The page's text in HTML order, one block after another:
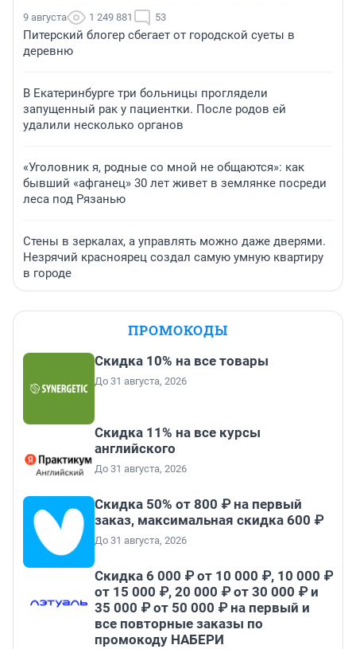
9 августа 1 249 881 53
Питерский блогер сбегает от городской суеты в
деревню
В Екатеринбурге три больницы проглядели
запущенный рак у пациентки. После родов ей
удалили несколько органов
«Уголовник я, родные со мной не общаются»: как
бывший «афганец» 30 лет живет в землянке посреди
леса под Рязанью
Стены в зеркалах, а управлять можно даже дверями.
Незрячий красноярец создал самую умную квартиру
в городе
ПРОМОКОДЫ
Скидка 10% на все товары
До 31 августа, 2026
Скидка 11% на все курсы
английского
До 31 августа, 2026
Скидка 50% от 800 ₽ на первый
заказ, максимальная скидка 600 ₽
До 31 августа, 2026
Скидка 6 000 ₽ от 10 000 ₽, 10 000 ₽
от 15 000 ₽, 20 000 ₽ от 30 000 ₽ и
35 000 ₽ от 50 000 ₽ на первый и
все повторные заказы по
промокоду НАБЕРИ